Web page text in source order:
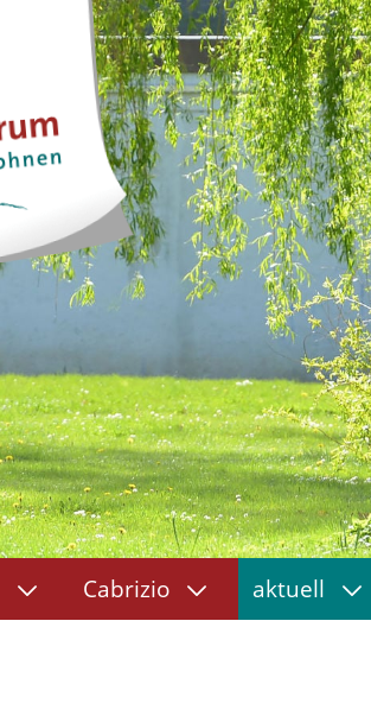
Cabrizio aktuell